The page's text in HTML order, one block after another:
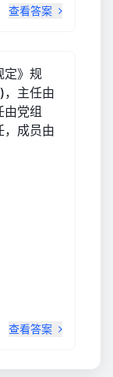
查看答案
定》规
，主任由
由党组
，成员由
查看答案